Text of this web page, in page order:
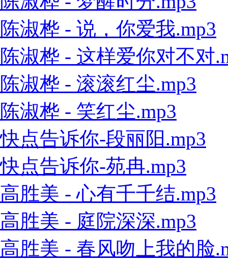
陈淑桦 - 说，你爱我.mp3
陈淑桦 - 这样爱你对不对
陈淑桦 - 滚滚红尘.mp3
陈淑桦 - 笑红尘.mp3
快点告诉你-段丽阳.mp3
快点告诉你-苑冉.mp3
高胜美 - 心有千千结.mp3
高胜美 - 庭院深深.mp3
高胜美 - 春风吻上我的脸